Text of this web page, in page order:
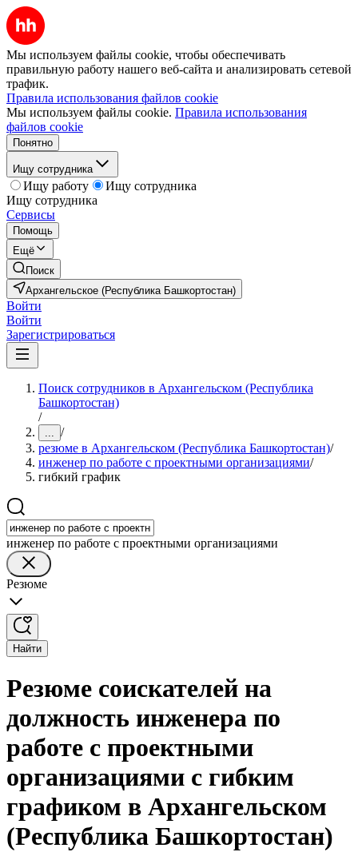
Мы используем файлы cookie, чтобы обеспечивать
правильную работу нашего веб-сайта и анализировать сетевой
трафик.
Правила использования файлов cookie
Мы используем файлы cookie. Правила использования
файлов cookie
Понятно
Ищу сотрудника
Ищу работу
Ищу сотрудника
Ищу сотрудника
Сервисы
Помощь
Ещё
Поиск
Архангельское (Республика Башкортостан)
Войти
Войти
Зарегистрироваться
Поиск сотрудников в Архангельском (Республика
Башкортостан)
/
... /
резюме в Архангельском (Республика Башкортостан)/
инженер по работе с проектными организациями/
гибкий график
инженер по работе с проектными организациями
Резюме
Найти
Резюме соискателей на
должность инженера по
работе с проектными
организациями с гибким
графиком в Архангельском
(Республика Башкортостан)